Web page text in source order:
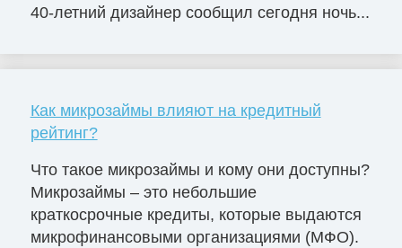
40-летний дизайнер сообщил сегодня ночь...
Как микрозаймы влияют на кредитный
рейтинг?
Что такое микрозаймы и кому они доступны?
Микрозаймы – это небольшие
краткосрочные кредиты, которые выдаются
микрофинансовыми организациями (МФО).